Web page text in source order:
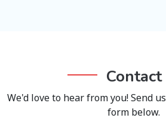
Contact
We'd love to hear from you! Send
form below.